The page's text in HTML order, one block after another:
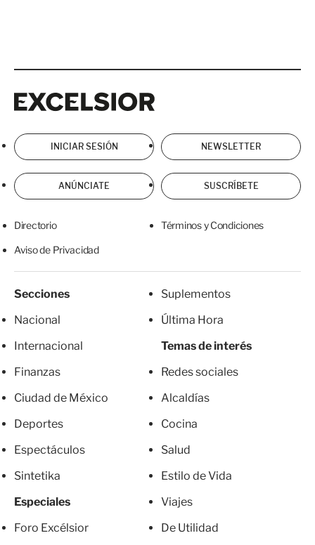
INICIAR SESIÓN NEWSLETTER
ANÚNCIATE SUSCRÍBETE
Directorio Términos y Condiciones
Aviso de Privacidad
Secciones
Nacional
Internacional
Finanzas
Ciudad de México
Deportes
Espectáculos
Sintetika
Especiales
Foro Excélsior
Suplementos
Última Hora
Temas de interés
Redes sociales
Alcaldías
Cocina
Salud
Estilo de Vida
Viajes
De Utilidad